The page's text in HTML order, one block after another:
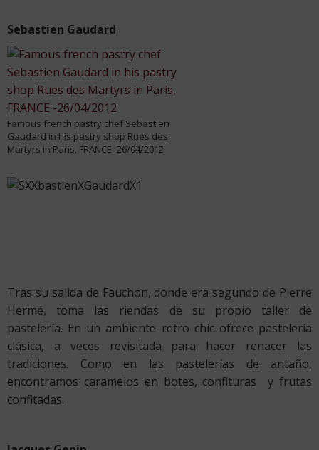
Sebastien Gaudard
Famous french pastry chef Sebastien
Gaudard in his pastry shop Rues des
Martyrs in Paris, FRANCE -26/04/2012
Tras su salida de Fauchon, donde era segundo de Pierre
Hermé, toma las riendas de su propio taller de
pastelería. En un ambiente retro chic ofrece pastelería
clásica, a veces revisitada para hacer renacer las
tradiciones. Como en las pastelerías de antaño,
encontramos caramelos en botes, confituras y frutas
confitadas.